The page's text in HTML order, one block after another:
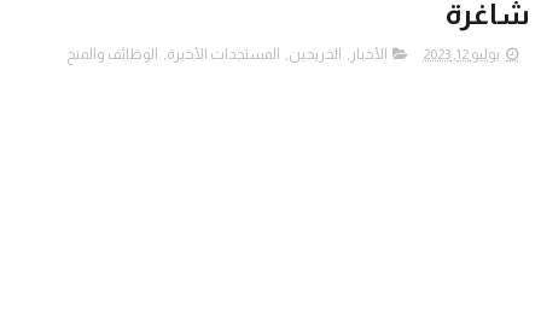
شاغرة
يوليو 12, 2023 الأخبار , الخريجين, المستجدات الأخيرة, الوظائف والمنح